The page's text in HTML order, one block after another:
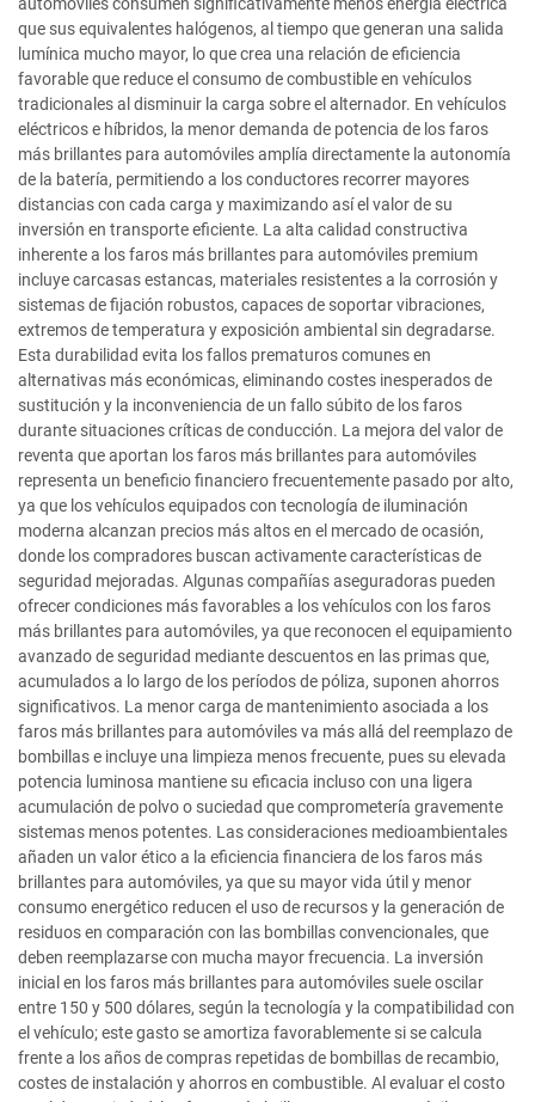
automóviles consumen significativamente menos energía eléctrica
que sus equivalentes halógenos, al tiempo que generan una salida
lumínica mucho mayor, lo que crea una relación de eficiencia
favorable que reduce el consumo de combustible en vehículos
tradicionales al disminuir la carga sobre el alternador. En vehículos
eléctricos e híbridos, la menor demanda de potencia de los faros
más brillantes para automóviles amplía directamente la autonomía
de la batería, permitiendo a los conductores recorrer mayores
distancias con cada carga y maximizando así el valor de su
inversión en transporte eficiente. La alta calidad constructiva
inherente a los faros más brillantes para automóviles premium
incluye carcasas estancas, materiales resistentes a la corrosión y
sistemas de fijación robustos, capaces de soportar vibraciones,
extremos de temperatura y exposición ambiental sin degradarse.
Esta durabilidad evita los fallos prematuros comunes en
alternativas más económicas, eliminando costes inesperados de
sustitución y la inconveniencia de un fallo súbito de los faros
durante situaciones críticas de conducción. La mejora del valor de
reventa que aportan los faros más brillantes para automóviles
representa un beneficio financiero frecuentemente pasado por alto,
ya que los vehículos equipados con tecnología de iluminación
moderna alcanzan precios más altos en el mercado de ocasión,
donde los compradores buscan activamente características de
seguridad mejoradas. Algunas compañías aseguradoras pueden
ofrecer condiciones más favorables a los vehículos con los faros
más brillantes para automóviles, ya que reconocen el equipamiento
avanzado de seguridad mediante descuentos en las primas que,
acumulados a lo largo de los períodos de póliza, suponen ahorros
significativos. La menor carga de mantenimiento asociada a los
faros más brillantes para automóviles va más allá del reemplazo de
bombillas e incluye una limpieza menos frecuente, pues su elevada
potencia luminosa mantiene su eficacia incluso con una ligera
acumulación de polvo o suciedad que comprometería gravemente
sistemas menos potentes. Las consideraciones medioambientales
añaden un valor ético a la eficiencia financiera de los faros más
brillantes para automóviles, ya que su mayor vida útil y menor
consumo energético reducen el uso de recursos y la generación de
residuos en comparación con las bombillas convencionales, que
deben reemplazarse con mucha mayor frecuencia. La inversión
inicial en los faros más brillantes para automóviles suele oscilar
entre 150 y 500 dólares, según la tecnología y la compatibilidad con
el vehículo; este gasto se amortiza favorablemente si se calcula
frente a los años de compras repetidas de bombillas de recambio,
costes de instalación y ahorros en combustible. Al evaluar el costo